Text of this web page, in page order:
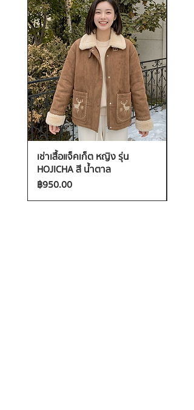
เช่าเสื้อแจ็คเก็ต หญิง รุ่น
HOJICHA สี น้ำตาล
ราคา
฿950.00